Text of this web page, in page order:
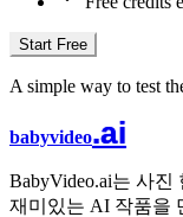
Start Free
A simple way to test
babyvideo.ai
BabyVideo.ai는 사
재미있는 AI 작품을